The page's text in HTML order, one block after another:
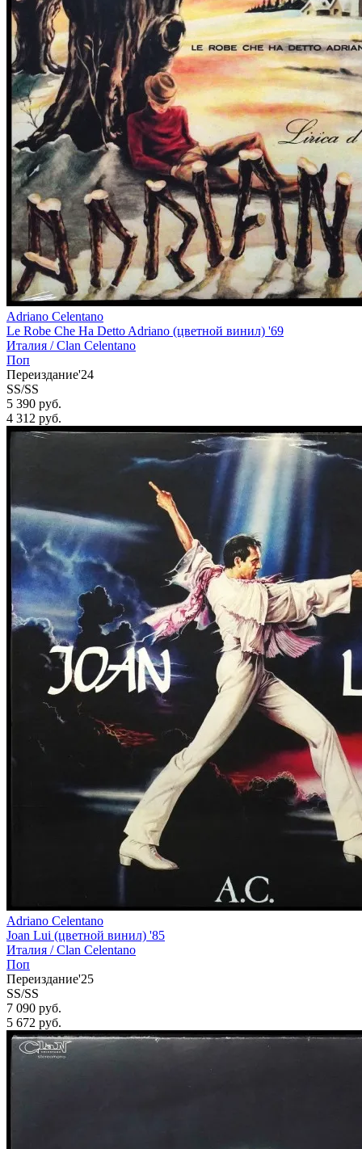
Adriano Celentano
Le Robe Che Ha Detto Adriano (цветной винил) '69
Италия /Clan Celentano
Поп
Переиздание'24
SS/SS
5 390 руб.
4 312 руб.
Adriano Celentano
Joan Lui (цветной винил) '85
Италия /Clan Celentano
Поп
Переиздание'25
SS/SS
7 090 руб.
5 672 руб.